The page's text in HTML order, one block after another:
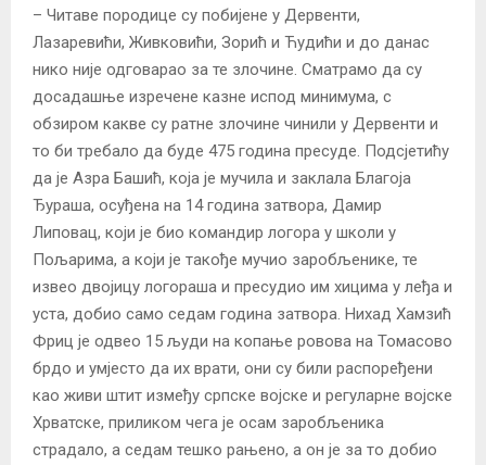
– Читаве породице су побијене у Дервенти,
Лазаревићи, Живковићи, Зорић и Ћудићи и до данас
нико није одговарао за те злочине. Сматрамо да су
досадашње изречене казне испод минимума, с
обзиром какве су ратне злочине чинили у Дервенти и
то би требало да буде 475 година пресуде. Подсјетићу
да је Азра Башић, која је мучила и заклала Благоја
Ђураша, осуђена на 14 година затвора, Дамир
Липовац, који је био командир логора у школи у
Пољарима, а који је такође мучио заробљенике, те
извео двојицу логораша и пресудио им хицима у леђа и
уста, добио само седам година затвора. Нихад Хамзић
Фриц је одвео 15 људи на копање ровова на Томасово
брдо и умјесто да их врати, они су били распоређени
као живи штит између српске војске и регуларне војске
Хрватске, приликом чега је осам заробљеника
страдало, а седам тешко рањено, а он је за то добио